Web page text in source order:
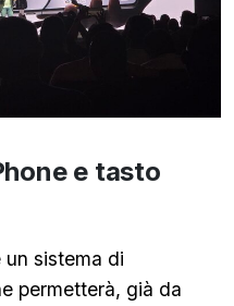
e tasto
sistema di
permetterà, già da